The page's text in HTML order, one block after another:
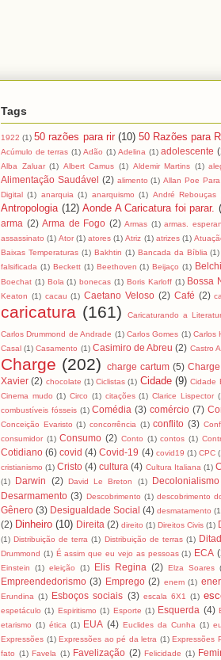
Tags
1922 (1) 50 razões para rir (10) 50 Razões para
Acúmulo de terras (1) Adão (1) Adelina (1) adolescente
Alba Zaluar (1) Albert Camus (1) Aldemir Martins (1)
Alimentação Saudável (2) alimento (1) Allan Poe
Digital (1) anarquia (1) anarquismo (1) André Rebouças
Antropologia (12) Aonde A Caricatura foi parar.
arma (2) Arma de Fogo (2) Armas (1) armas.
assassinato (1) Ator (1) atores (1) Atriz (1) atrizes (1)
Baixas Temperaturas (1) Bakhtin (1) Bancada da Bíblia (1)
falsificada (1) Beckett (1) Beethoven (1) Beijaço (1)
Boechat (1) Bola (1) bonecas (1) Boris Karloff (1) Bossa
Keaton (1) cacau (1) Caetano Veloso (2) Café (2)
caricatura (161) Caricaturando a
Carlos Drummond de Andrade (1) Carlos Gomes (1) Carlos
Casal (1) Casamento (1) Casimiro de Abreu (2) Castro
Charge (202) charge cartum (5)
Xavier (2) chocolate (1) Ciclistas (1) Cidade (9) Cidade
Cinema mudo (1) Circo (1) citações (1) Clarice Lispector
combustíveis fósseis (1) Comédia (3) comércio (7)
Conceição Evaristo (1) concorrência (1) conflito (3)
consumidor (1) Consumo (2) Conto (1) contos (1)
Cotidiano (6) covid (4) Covid-19 (4) covid19 (1) CPC
cristianismo (1) Cristo (4) cultura (4) Cultura Italiana (1)
(1)
Darwin (2) David Le Breton (1) Decolonialismo
Desarmamento (3) Descobrimento (1) descobrimento
Gênero (3) Desigualdade Social (4) desmatamento
(2) Dinheiro (10) Direita (2) direito (1) Direitos Civis (1)
(1) Distribuição de terra (1) Distribuição de terras (1)
Drummond (1) É assim que eu vejo as pessoas (1) ECA
Einstein
(1) eleição (1) Elis Regina (2) Elza Soares
Empreendedorismo (3) Emprego (2) enem (1)
Erundina (1) Esboços sociais (3) escala 6X1 (1)
espetáculo (1) Espiritismo (1) Esporte (1) Esquerda (4)
etarismo (1) ética (1) EUA (4) Euclides da Cunha (1)
Expressões (1) Expressões ao pé da letra (1) Expressões
fato (1) Favela (1) Favelização (2) Felicidade (1)